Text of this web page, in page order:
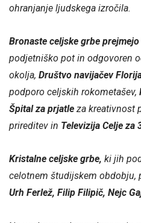
ohranjanje ljudskega izročila.
Bronaste celjske grbe
podjetniško pot in odgovoren
okolja, Društvo navijačev
podporo celjskih rokometašev,
Špital za prjatle za kreativnost
prireditev in Televizija Celje za
Kristalne celjske grbe, ki jih
celotnem študijskem obdobju,
Urh Ferlež, Filip Filipič, Nejc